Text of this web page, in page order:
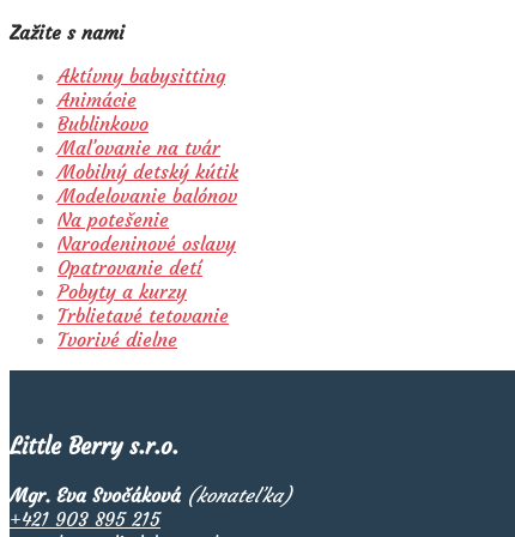
Zažite s nami
Aktívny babysitting
Animácie
Bublinkovo
Maľovanie na tvár
Mobilný detský kútik
Modelovanie balónov
Na potešenie
Narodeninové oslavy
Opatrovanie detí
Pobyty a kurzy
Trblietavé tetovanie
Tvorivé dielne
Little Berry s.r.o.
Mgr. Eva Svočáková (konateľka)
+421 903 895 215